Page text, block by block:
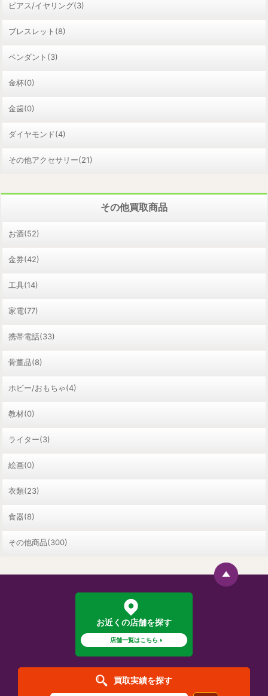
ピアス/イヤリング(3)
ブレスレット(8)
ペンダント(3)
金杯(0)
金歯(0)
ダイヤモンド(4)
その他アクセサリー(21)
その他買取商品
お酒(52)
金券(42)
工具(14)
家電(77)
携帯電話(33)
骨董品(8)
ホビー/おもちゃ(4)
教材(0)
ライター(3)
絵画(0)
衣類(23)
食器(8)
その他商品(300)
お近くの店舗を探す
店舗一覧はこちら
買取実績を探す